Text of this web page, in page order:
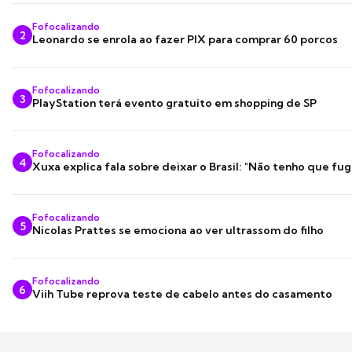
2
Fofocalizando
Leonardo se enrola ao fazer PIX para comprar 60 porcos
3
Fofocalizando
PlayStation terá evento gratuito em shopping de SP
4
Fofocalizando
Xuxa explica fala sobre deixar o Brasil: "Não tenho que
5
Fofocalizando
Nicolas Prattes se emociona ao ver ultrassom do filho
6
Fofocalizando
Viih Tube reprova teste de cabelo antes do casamento